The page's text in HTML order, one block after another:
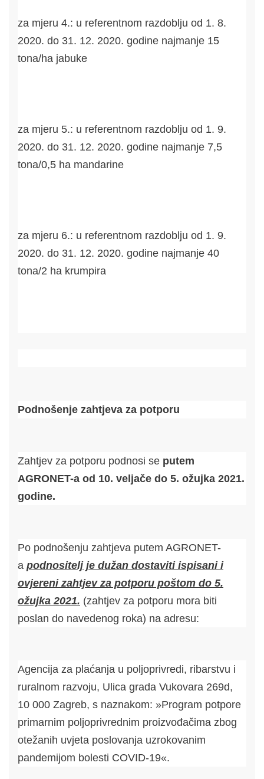
za mjeru 4.: u referentnom razdoblju od 1. 8.
2020. do 31. 12. 2020. godine najmanje 15
tona/ha jabuke
za mjeru 5.: u referentnom razdoblju od 1. 9.
2020. do 31. 12. 2020. godine najmanje 7,5
tona/0,5 ha mandarine
za mjeru 6.: u referentnom razdoblju od 1. 9.
2020. do 31. 12. 2020. godine najmanje 40
tona/2 ha krumpira
Podnošenje zahtjeva za potporu
Zahtjev za potporu podnosi se putem
AGRONET-a od 10. veljače do 5. ožujka 2021.
godine.
Po podnošenju zahtjeva putem AGRONET-
a podnositelj je dužan dostaviti ispisani i
ovjereni zahtjev za potporu poštom do 5.
ožujka 2021. (zahtjev za potporu mora biti
poslan do navedenog roka) na adresu:
Agencija za plaćanja u poljoprivredi, ribarstvu i
ruralnom razvoju, Ulica grada Vukovara 269d,
10 000 Zagreb, s naznakom: »Program potpore
primarnim poljoprivrednim proizvođačima zbog
otežanih uvjeta poslovanja uzrokovanim
pandemijom bolesti COVID-19«.